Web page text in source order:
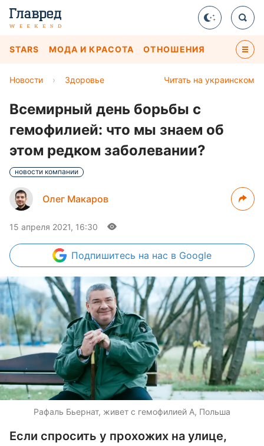
STARS МОДА И КРАСОТА ОТНОШЕНИЯ
Читать на украинском
Новости › Здоровье
Всемирный день борьбы с
гемофилией: что мы знаем об
этом редком заболевании?
новости компании
Олег Макаров
15 апреля 2021, 16:30
Подпишитесь на нас в Google
Рафаль Бьернат, живет с гемофилией А, Польша
Если спросить у прохожих на улице,